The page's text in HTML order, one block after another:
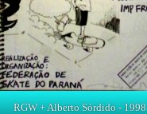
RGW + Alberto Sórdido - 1998